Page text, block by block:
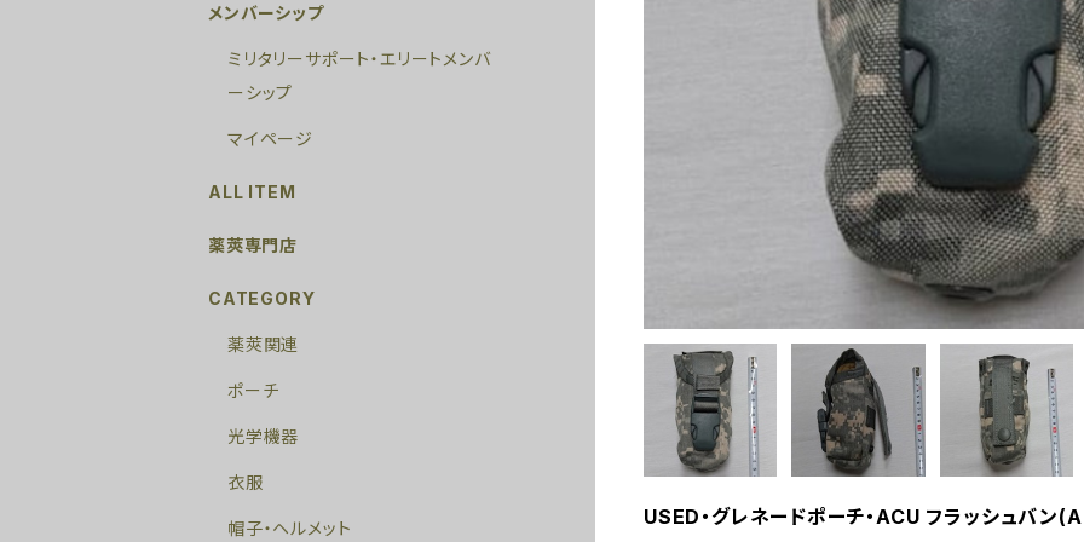
USED・グレネードポーチ・ACU フラッシュバン
メンバーシップ
ミリタリーサポート・エリートメンバ
ーシップ
マイページ
ALL ITEM
薬莢専門店
CATEGORY
薬莢関連
ポーチ
光学機器
衣服
帽子・ヘルメット